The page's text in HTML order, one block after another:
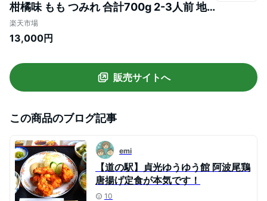
柑橘味 もも つみれ 合計700g 2-3人前 地
鶏 鶏肉 鶏鍋 鍋セット お鍋 おなべ 冷凍
楽天市場
13,000円
販売サイトへ
この商品のブログ記事
emi
【道の駅】貞光ゆうゆう館 阿波尾鶏
唐揚げ定食が本気です！
10